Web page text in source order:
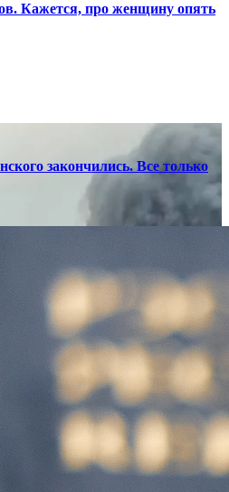
Кажется, про женщину опять
закончились. Все только